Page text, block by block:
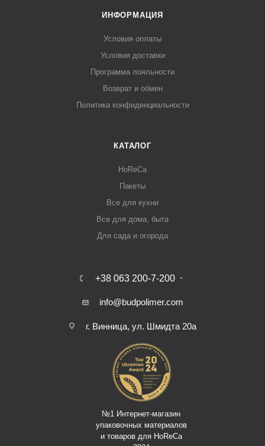
ИНФОРМАЦИЯ
Условия оплаты
Условия доставки
Программа лояльности
Возврат и обмен
Политика конфиденциальности
КАТАЛОГ
HoReCa
Пакеты
Все для кухни
Все для дома, быта
Для сада и огорода
+38 063 200-7-200
info@budpolimer.com
г. Винница, ул. Шмидта 20а
№1 Интернет-магазин
упаковочных материалов
и товаров для HoReCa